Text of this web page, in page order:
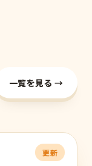
一覧を見る →
更新